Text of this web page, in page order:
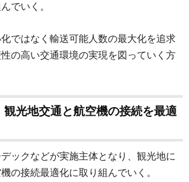
でいく。
ではなく輸送可能人数の最大化を追求
の高い交通環境の実現を図っていく方
観光地交通と航空機の接続を最適
ックなどが実施主体となり、観光地に
の接続最適化に取り組んでいく。